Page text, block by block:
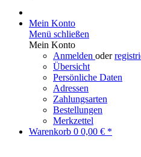
Mein Konto
Menü schließen
Mein Konto
Anmelden oder
Übersicht
Persönliche Daten
Adressen
Zahlungsarten
Bestellungen
Merkzettel
Warenkorb 0 0,00 € *